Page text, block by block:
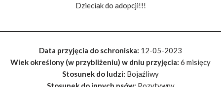
Dzieciak do adopcji!!!
Data przyjęcia do schroniska: 12-05-2023
Wiek określony (w przybliżeniu) w dniu przyjęcia: 6 misięcy
Stosunek do ludzi: Bojaźliwy